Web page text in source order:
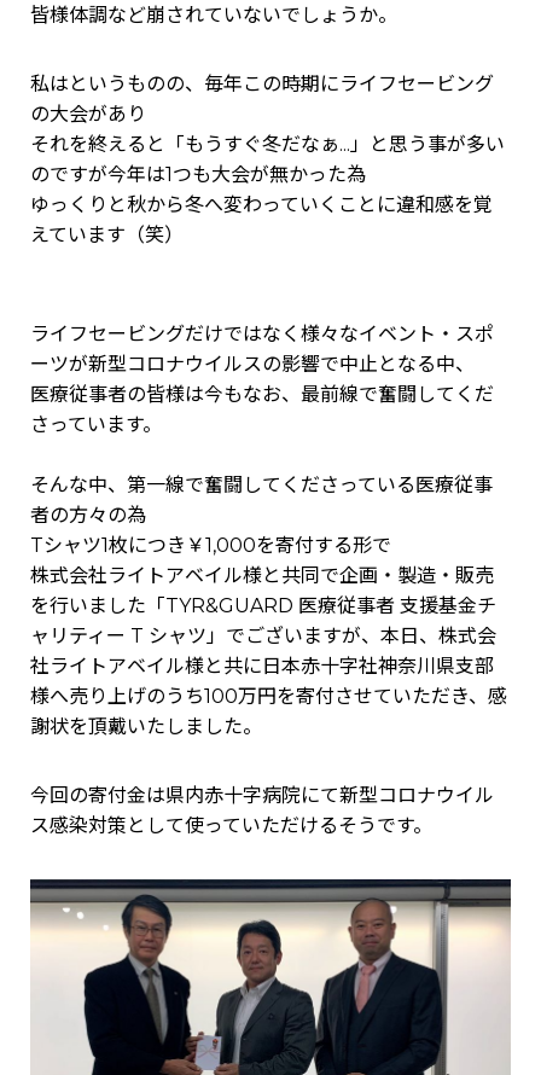
皆様体調など崩されていないでしょうか。
私はというものの、毎年この時期にライフセービング
の大会があり
それを終えると「もうすぐ冬だなぁ...」と思う事が多い
のですが今年は1つも大会が無かった為
ゆっくりと秋から冬へ変わっていくことに違和感を覚
えています（笑）
ライフセービングだけではなく様々なイベント・スポ
ーツが新型コロナウイルスの影響で中止となる中、
医療従事者の皆様は今もなお、最前線で奮闘してくだ
さっています。
そんな中、第一線で奮闘してくださっている医療従事
者の方々の為
Tシャツ1枚につき￥1,000を寄付する形で
株式会社ライトアベイル様と共同で企画・製造・販売
を行いました「TYR&GUARD 医療従事者 支援基金チ
ャリティー T シャツ」でございますが、本日、株式会
社ライトアベイル様と共に日本赤十字社神奈川県支部
様へ売り上げのうち100万円を寄付させていただき、感
謝状を頂戴いたしました。
今回の寄付金は県内赤十字病院にて新型コロナウイル
ス感染対策として使っていただけるそうです。